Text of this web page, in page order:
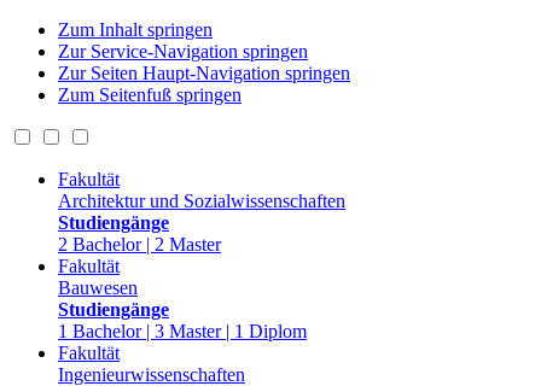
Zum Inhalt springen
Zur Service-Navigation springen
Zur Seiten Haupt-Navigation springen
Zum Seitenfuß springen
Fakultät
Architektur und Sozialwissenschaften
Studiengänge
2 Bachelor | 2 Master
Fakultät
Bauwesen
Studiengänge
1 Bachelor | 3 Master | 1 Diplom
Fakultät
Ingenieurwissenschaften